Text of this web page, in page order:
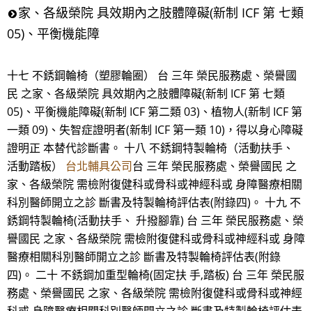
家、各級榮院 具效期內之肢體障礙(新制 ICF 第 七類
05)、平衡機能障
十七 不銹鋼輪椅（塑膠輪圈） 台 三年 榮民服務處、榮譽國
民 之家、各級榮院 具效期內之肢體障礙(新制 ICF 第 七類
05)、平衡機能障礙(新制 ICF 第二類 03)、植物人(新制 ICF 第
一類 09)、失智症證明者(新制 ICF 第一類 10)，得以身心障礙
證明正 本替代診斷書。 十八 不銹鋼特製輪椅（活動扶手、
活動踏板） 台北輔具公司台 三年 榮民服務處、榮譽國民 之
家、各級榮院 需檢附復健科或骨科或神經科或 身障醫療相關
科別醫師開立之診 斷書及特製輪椅評估表(附錄四)。 十九 不
銹鋼特製輪椅(活動扶手、 升撥腳靠) 台 三年 榮民服務處、榮
譽國民 之家、各級榮院 需檢附復健科或骨科或神經科或 身障
醫療相關科別醫師開立之診 斷書及特製輪椅評估表(附錄
四)。 二十 不銹鋼加重型輪椅(固定扶 手,踏板) 台 三年 榮民服
務處、榮譽國民 之家、各級榮院 需檢附復健科或骨科或神經